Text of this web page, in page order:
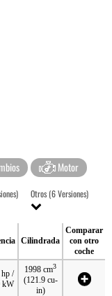
Motor
Otros (6 Versiones)
Cilindrada
Comparar
con otro
coche
hp /
kW
1998 cm3
(121.9 cu-
in)